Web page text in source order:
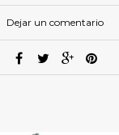
Dejar un comentario